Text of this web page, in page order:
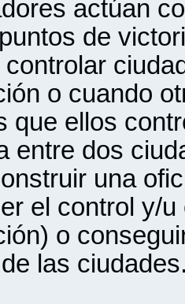
actúan
de
o cuando
que ellos
entre dos
una
el control y/
o
las